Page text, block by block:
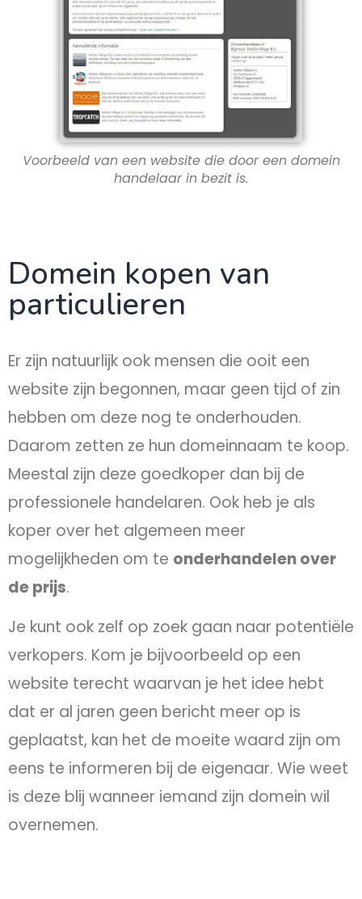
Voorbeeld van een website die door een domein
handelaar in bezit is.
Domein kopen van
particulieren
Er zijn natuurlijk ook mensen die ooit een
website zijn begonnen, maar geen tijd of zin
hebben om deze nog te onderhouden.
Daarom zetten ze hun domeinnaam te koop.
Meestal zijn deze goedkoper dan bij de
professionele handelaren. Ook heb je als
koper over het algemeen meer
mogelijkheden om te onderhandelen over
de prijs.
Je kunt ook zelf op zoek gaan naar potentiële
verkopers. Kom je bijvoorbeeld op een
website terecht waarvan je het idee hebt
dat er al jaren geen bericht meer op is
geplaatst, kan het de moeite waard zijn om
eens te informeren bij de eigenaar. Wie weet
is deze blij wanneer iemand zijn domein wil
overnemen.